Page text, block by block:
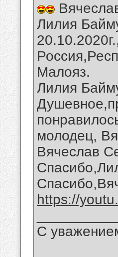
Лилия
Малояз.
Лилия
молодец,
Вячеслав
https://
С